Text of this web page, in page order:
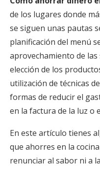
de los lugares donde
se siguen unas pautas
planificación del menú
aprovechamiento de
elección de los
utilización de técnicas
formas de reducir el
en la factura de la luz o
En este artículo tienes
que ahorres en la
renunciar al sabor ni a